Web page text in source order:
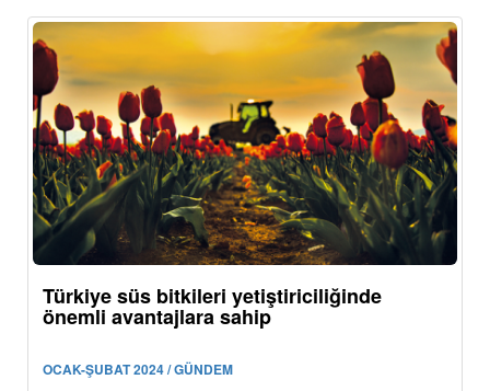
Türkiye süs bitkileri yetiştiriciliğinde
önemli avantajlara sahip
OCAK-ŞUBAT 2024 / GÜNDEM